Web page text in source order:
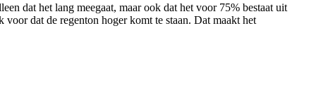
dat het lang meegaat, maar ook dat het voor 75% bestaat uit
dat de regenton hoger komt te staan. Dat maakt het